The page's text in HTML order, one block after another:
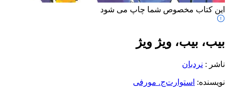
این کتاب مخصوص شما چاپ می شود
بیب، بیب، ویژ ویژ
ناشر : نردبان
نویسنده: استوارت‌ج. مورفی